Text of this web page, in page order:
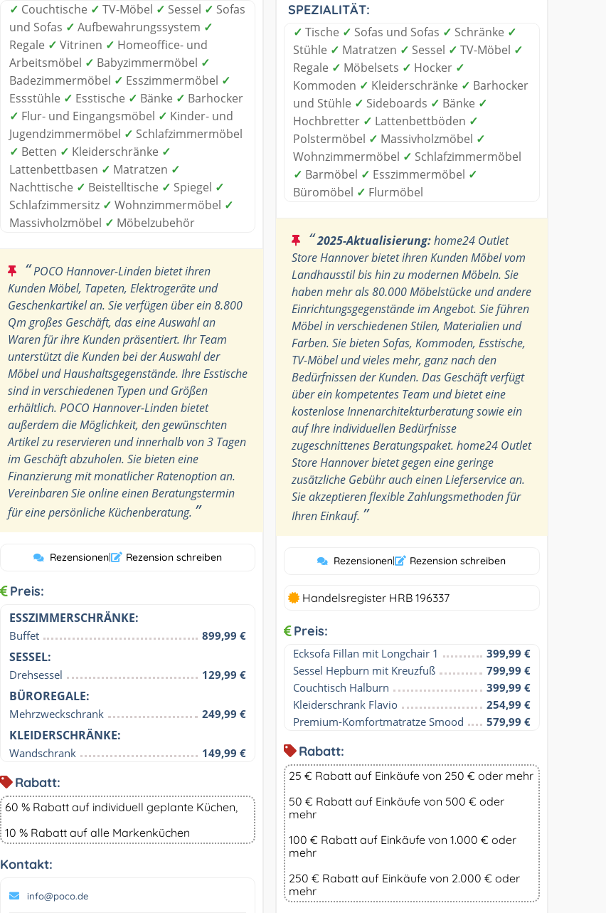
✓ Couchtische ✓ TV-Möbel ✓ Sessel ✓ Sofas
und Sofas ✓ Aufbewahrungssystem ✓
Regale ✓ Vitrinen ✓ Homeoffice- und
Arbeitsmöbel ✓ Babyzimmermöbel ✓
Badezimmermöbel ✓ Esszimmermöbel ✓
Essstühle ✓ Esstische ✓ Bänke ✓ Barhocker
✓ Flur- und Eingangsmöbel ✓ Kinder- und
Jugendzimmermöbel ✓ Schlafzimmermöbel
✓ Betten ✓ Kleiderschränke ✓
Lattenbettbasen ✓ Matratzen ✓
Nachttische ✓ Beistelltische ✓ Spiegel ✓
Schlafzimmersitz ✓ Wohnzimmermöbel ✓
Massivholzmöbel ✓ Möbelzubehör
“POCO Hannover-Linden bietet ihren
Kunden Möbel, Tapeten, Elektrogeräte und
Geschenkartikel an. Sie verfügen über ein 8.800
Qm großes Geschäft, das eine Auswahl an
Waren für ihre Kunden präsentiert. Ihr Team
unterstützt die Kunden bei der Auswahl der
Möbel und Haushaltsgegenstände. Ihre Esstische
sind in verschiedenen Typen und Größen
erhältlich. POCO Hannover-Linden bietet
außerdem die Möglichkeit, den gewünschten
Artikel zu reservieren und innerhalb von 3 Tagen
im Geschäft abzuholen. Sie bieten eine
Finanzierung mit monatlicher Ratenoption an.
Vereinbaren Sie online einen Beratungstermin
für eine persönliche Küchenberatung. ”
Rezensionen| Rezension schreiben
Preis:
ESSZIMMERSCHRÄNKE:
Buffet 899,99 €
SESSEL:
Drehsessel 129,99 €
BÜROREGALE:
Mehrzweckschrank 249,99 €
KLEIDERSCHRÄNKE:
Wandschrank 149,99 €
Rabatt:
60 % Rabatt auf individuell geplante Küchen,
10 % Rabatt auf alle Markenküchen
Kontakt:
info@poco.de
SPEZIALITÄT:
✓ Tische ✓ Sofas und Sofas ✓ Schränke ✓
Stühle ✓ Matratzen ✓ Sessel ✓ TV-Möbel ✓
Regale ✓ Möbelsets ✓ Hocker ✓
Kommoden ✓ Kleiderschränke ✓ Barhocker
und Stühle ✓ Sideboards ✓ Bänke ✓
Hochbretter ✓ Lattenbettböden ✓
Polstermöbel ✓ Massivholzmöbel ✓
Wohnzimmermöbel ✓ Schlafzimmermöbel
✓ Barmöbel ✓ Esszimmermöbel ✓
Büromöbel ✓ Flurmöbel
“2025-Aktualisierung:home24 Outlet
Store Hannover bietet ihren Kunden Möbel vom
Landhausstil bis hin zu modernen Möbeln. Sie
haben mehr als 80.000 Möbelstücke und andere
Einrichtungsgegenstände im Angebot. Sie führen
Möbel in verschiedenen Stilen, Materialien und
Farben. Sie bieten Sofas, Kommoden, Esstische,
TV-Möbel und vieles mehr, ganz nach den
Bedürfnissen der Kunden. Das Geschäft verfügt
über ein kompetentes Team und bietet eine
kostenlose Innenarchitekturberatung sowie ein
auf Ihre individuellen Bedürfnisse
zugeschnittenes Beratungspaket. home24 Outlet
Store Hannover bietet gegen eine geringe
zusätzliche Gebühr auch einen Lieferservice an.
Sie akzeptieren flexible Zahlungsmethoden für
Ihren Einkauf. ”
Rezensionen| Rezension schreiben
Handelsregister HRB 196337
Preis:
Ecksofa Fillan mit Longchair 1
399,99 €
Sessel Hepburn mit Kreuzfuß
799,99 €
Couchtisch Halburn
399,99 €
Kleiderschrank Flavio
254,99 €
Premium-Komfortmatratze Smood
579,99 €
Rabatt:
25 € Rabatt auf Einkäufe von 250 € oder mehr
50 € Rabatt auf Einkäufe von 500 € oder
mehr
100 € Rabatt auf Einkäufe von 1.000 € oder
mehr
250 € Rabatt auf Einkäufe von 2.000 € oder
mehr